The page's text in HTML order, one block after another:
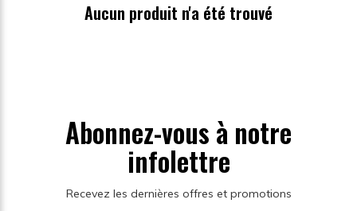
Aucun produit n'a été trouvé
Abonnez-vous à notre
infolettre
Recevez les dernières offres et promotions